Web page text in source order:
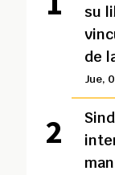
su
de
Jue,